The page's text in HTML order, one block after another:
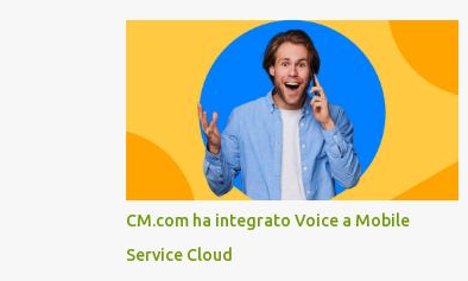
su come rispondere alle aspettative del c...
Novembre e per tutto il mese di Dicembre il
portale e motore di ricerca aziendale
caminisulweb.it , specializzato nel campo
degli impianti di riscaldamento, stufe e
camini, e fumisteria in generale offre la
registrazione gratuita a vantaggio di tutte le
aziende operanti nel settore. E’ possibile
infatti all’interno del sito inserire
gratuitamente i propri dati aziendali,
CM.com ha integrato Voice a Mobile
Service Cloud